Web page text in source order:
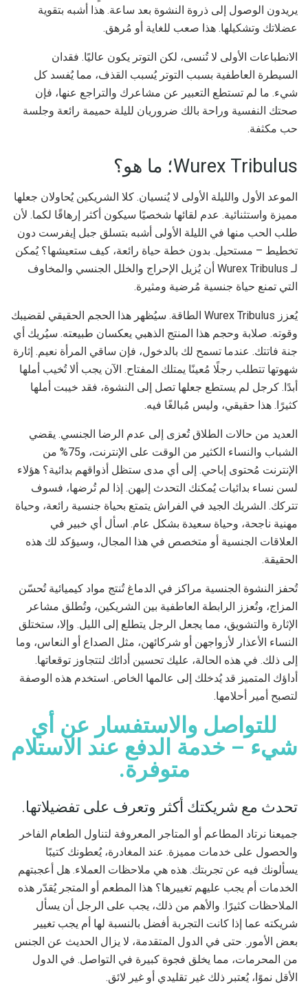
يريدون الوصول إلى ذروة النشوة بعد ساعة. هذا أشبه بتقوية
عضلاتك وتشكيلها. هذا صعب للغاية أو مُرهق.
الانطباعات الأولى لا تُنسى، لكن التوتر يكون عاليًا. فقدان
السيطرة العاطفية بسبب التوتر يُسبب القذف، مما يُفسد كل
شيء. ما لم تستطع التعبير عن مشاعرك والتراجع عنها، فإن
صحتك النفسية وراحة بالك ضروريان لليلة حميمة رائعة وجلسة
حب مكثفة.
Wurex Tribulus؛ ما هو؟
الموعد الأول والليلة الأولى لا يُنسيان. كلا الشريكين يُحاولان جعلها
مميزة واستثنائية. عدم لقائها شخصيًا سيكون أكثر إرهاقًا لكما. لأن
طلب الحب منها في الليلة الأولى أشبه بتسلق جبل إيفرست دون
تخطيط – مستحيل. بدون خطة حياة رائعة، كيف ستعيشها؟ يُمكن
لـ Wurex Tribulus أن يُزيل الإحراج والخلل الجنسي والمخاوف
التي تمنع حياة جنسية مُرضية ومثيرة.
يُعزز Wurex Tribulus الطاقة. سيُظهر هذا الحجم الحقيقي لقضيبك
وقوته. صلابة وحجم هذا المنتج الذهبي يعكسان طبيعته. سيُريك أي
جنة فاتتك. عندما تسمح لك بالدخول، فإن ساقي المرأة نعيم. إثارة
شهوتها تتطلب رجلًا مُعينًا يمتلك المفتاح. الآن يجب ألا تُخيب أملها
أبدًا. كرجل لم يستطع جعلها تصل إلى النشوة، فقد خيبت أملها
كثيرًا. هذا حقيقي، وليس مُبالغًا فيه.
العديد من حالات الطلاق تُعزى إلى عدم الرضا الجنسي. يقضي
الشباب والنساء الكثير من الوقت على الإنترنت، و75% من
الإنترنت مُحتوى إباحي. إلى أي مدى ستظل أذواقهم بدائية؟ هؤلاء
لسن نساء بدائيات يُمكنك التحدث إليهن. إذا لم تُرضها، فسوف
تتركك. الشريك الجيد في الفراش يتمتع بحياة جنسية رائعة، وحياة
مهنية ناجحة، وحياة سعيدة بشكل عام. اسأل أي خبير في
العلاقات الجنسية أو متخصص في هذا المجال، وسيؤكد لك هذه
الحقيقة.
تُحفز النشوة الجنسية مراكز في الدماغ تُنتج مواد كيميائية تُحسّن
المزاج، وتُعزز الرابطة العاطفية بين الشريكين، وتُطلق مشاعر
الإثارة والتشويق، مما يجعل الرجل يتطلع إلى الليل. وإلا، ستختلق
النساء الأعذار لأزواجهن أو شركائهن، مثل الصداع أو النعاس، وما
إلى ذلك. في هذه الحالة، عليك تحسين أدائك لتتجاوز توقعاتها.
أداؤك المتميز قد يُدخلك إلى عالمها الخاص. استخدم هذه الوصفة
لتصبح أمير أحلامها.
للتواصل والاستفسار عن أي
شيء – خدمة الدفع عند الاستلام
متوفرة.
تحدث مع شريكتك أكثر وتعرف على تفضيلاتها.
جميعنا نرتاد المطاعم أو المتاجر المعروفة لتناول الطعام الفاخر
والحصول على خدمات مميزة. عند المغادرة، يُعطونك كتيبًا
يسألونك فيه عن تجربتك. هذه هي ملاحظات العملاء. هل أعجبتهم
الخدمات أم يجب عليهم تغييرها؟ هذا المطعم أو المتجر يُقدّر هذه
الملاحظات كثيرًا. والأهم من ذلك، يجب على الرجل أن يسأل
شريكته عما إذا كانت التجربة أفضل بالنسبة لها أم يجب تغيير
بعض الأمور. حتى في الدول المتقدمة، لا يزال الحديث عن الجنس
من المحرمات، مما يخلق فجوة كبيرة في التواصل. في الدول
الأقل نموًا، يُعتبر ذلك غير تقليدي أو غير لائق.